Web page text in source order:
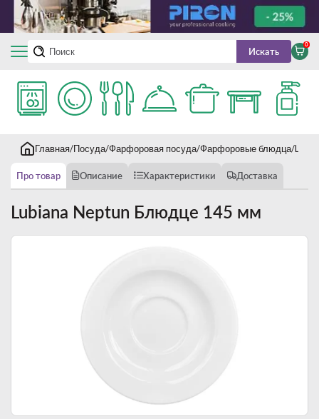
Искать
0
Главная Посуда Фарфоровая посуда Фарфоровые блюдца
Про товар Описание Характеристики Доставка
Lubiana Neptun Блюдце 145 мм